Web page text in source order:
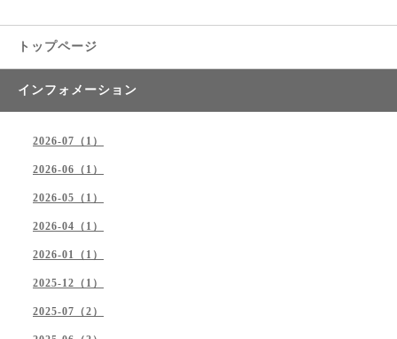
トップページ
インフォメーション
2026-07（1）
2026-06（1）
2026-05（1）
2026-04（1）
2026-01（1）
2025-12（1）
2025-07（2）